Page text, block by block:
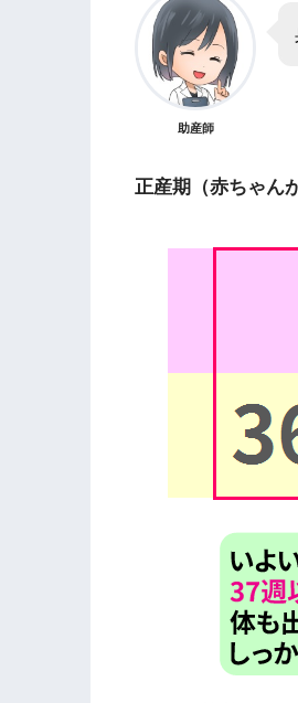
助産師
正産期（赤ちゃん